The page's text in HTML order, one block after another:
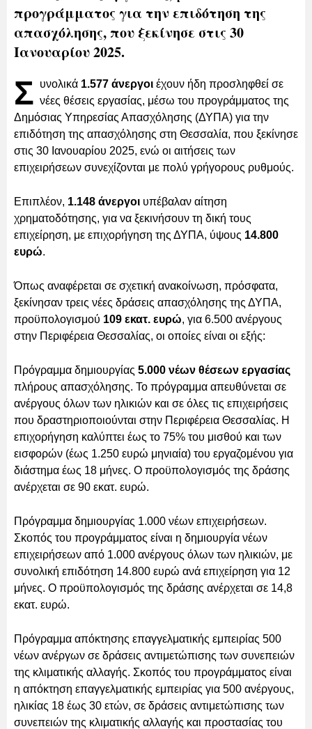
προγράμματος για την επιδότηση της
απασχόλησης, που ξεκίνησε στις 30
Ιανουαρίου 2025.
Σ υνολικά 1.577 άνεργοι έχουν ήδη προσληφθεί σε
νέες θέσεις εργασίας, μέσω του προγράμματος της
Δημόσιας Υπηρεσίας Απασχόλησης (ΔΥΠΑ) για την
επιδότηση της απασχόλησης στη Θεσσαλία, που ξεκίνησε
στις 30 Ιανουαρίου 2025, ενώ οι αιτήσεις των
επιχειρήσεων συνεχίζονται με πολύ γρήγορους ρυθμούς.
Επιπλέον, 1.148 άνεργοι υπέβαλαν αίτηση
χρηματοδότησης, για να ξεκινήσουν τη δική τους
επιχείρηση, με επιχορήγηση της ΔΥΠΑ, ύψους 14.800
ευρώ.
Όπως αναφέρεται σε σχετική ανακοίνωση, πρόσφατα,
ξεκίνησαν τρεις νέες δράσεις απασχόλησης της ΔΥΠΑ,
προϋπολογισμού 109 εκατ. ευρώ, για 6.500 ανέργους
στην Περιφέρεια Θεσσαλίας, οι οποίες είναι οι εξής:
Πρόγραμμα δημιουργίας 5.000 νέων θέσεων εργασίας
πλήρους απασχόλησης. Το πρόγραμμα απευθύνεται σε
ανέργους όλων των ηλικιών και σε όλες τις επιχειρήσεις
που δραστηριοποιούνται στην Περιφέρεια Θεσσαλίας. Η
επιχορήγηση καλύπτει έως το 75% του μισθού και των
εισφορών (έως 1.250 ευρώ μηνιαία) του εργαζομένου για
διάστημα έως 18 μήνες. Ο προϋπολογισμός της δράσης
ανέρχεται σε 90 εκατ. ευρώ.
Πρόγραμμα δημιουργίας 1.000 νέων επιχειρήσεων.
Σκοπός του προγράμματος είναι η δημιουργία νέων
επιχειρήσεων από 1.000 ανέργους όλων των ηλικιών, με
συνολική επιδότηση 14.800 ευρώ ανά επιχείρηση για 12
μήνες. Ο προϋπολογισμός της δράσης ανέρχεται σε 14,8
εκατ. ευρώ.
Πρόγραμμα απόκτησης επαγγελματικής εμπειρίας 500
νέων ανέργων σε δράσεις αντιμετώπισης των συνεπειών
της κλιματικής αλλαγής. Σκοπός του προγράμματος είναι
η απόκτηση επαγγελματικής εμπειρίας για 500 ανέργους,
ηλικίας 18 έως 30 ετών, σε δράσεις αντιμετώπισης των
συνεπειών της κλιματικής αλλαγής και προστασίας του